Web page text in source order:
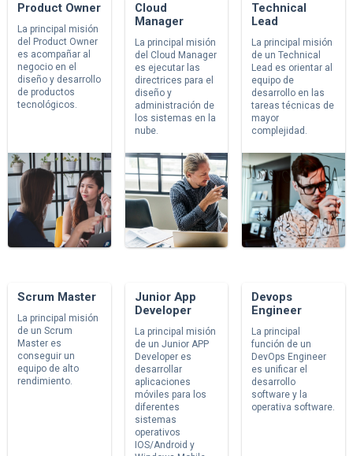
Product Owner
La principal misión
del Product Owner
es acompañar al
negocio en el
diseño y desarrollo
de productos
tecnológicos.
Cloud
Manager
La principal misión
del Cloud Manager
es ejecutar las
directrices para el
diseño y
administración de
los sistemas en la
nube.
Technical
Lead
La principal misión
de un Technical
Lead es orientar al
equipo de
desarrollo en las
tareas técnicas de
mayor
complejidad.
Scrum Master
La principal misión
de un Scrum
Master es
conseguir un
equipo de alto
rendimiento.
Junior App
Developer
La principal misión
de un Junior APP
Developer es
desarrollar
aplicaciones
móviles para los
diferentes
sistemas
operativos
IOS/Android y
Devops
Engineer
La principal
función de un
DevOps Engineer
es unificar el
desarrollo
software y la
operativa software.